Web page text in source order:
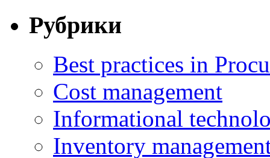
Рубрики
Best practices in
Cost management
Informational
Inventory